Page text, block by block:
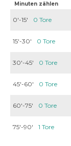
Minuten zählen
0'-15' 0 Tore
15'-30' 0 Tore
30'-45' 0 Tore
45'-60' 0 Tore
60'-75' 0 Tore
75'-90' 1 Tore